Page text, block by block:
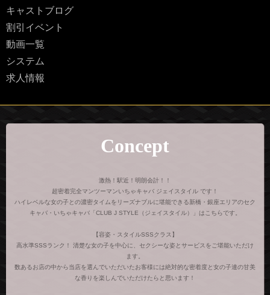
キャストブログ
割引イベント
動画一覧
システム
求人情報
Concept
激熱！駅近！明朗会計！！
超密着完全マンツーマンいちゃキャバ ジェイスタイル です！
ハイレベルな女の子との濃密タイムをリーズナブルに堪能できる新橋・銀座エリアのセク
キャバ・いちゃキャバ「CLUB J STYLE（ジェイスタイル）」はこちらです。
【容姿・スタイルSSSクラス】
高水準SSSランク！ 清楚な女の子を中心に、セクシーな姿とサービスをご堪能いただけ
ます。
数あるお店の中から当店を選んでいただいたお客様には絶対的な密着度と女の子達の甘美
な香りを楽しんでいただけたらと思います！